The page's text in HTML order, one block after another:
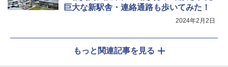
巨大な新駅舎・連絡通路も歩いてみた！
2024年2月2日
もっと関連記事を見る